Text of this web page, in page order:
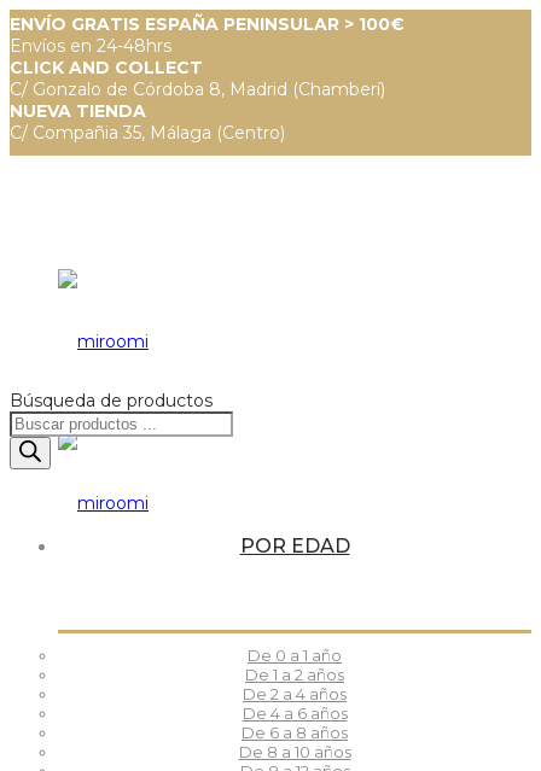
ENVÍO GRATIS ESPAÑA PENINSULAR > 100€
Envíos en 24-48hrs
CLICK AND COLLECT
C/ Gonzalo de Córdoba 8, Madrid (Chamberí)
NUEVA TIENDA
C/ Compañia 35, Málaga (Centro)
Búsqueda de productos
POR EDAD
De 0 a 1 año
De 1 a 2 años
De 2 a 4 años
De 4 a 6 años
De 6 a 8 años
De 8 a 10 años